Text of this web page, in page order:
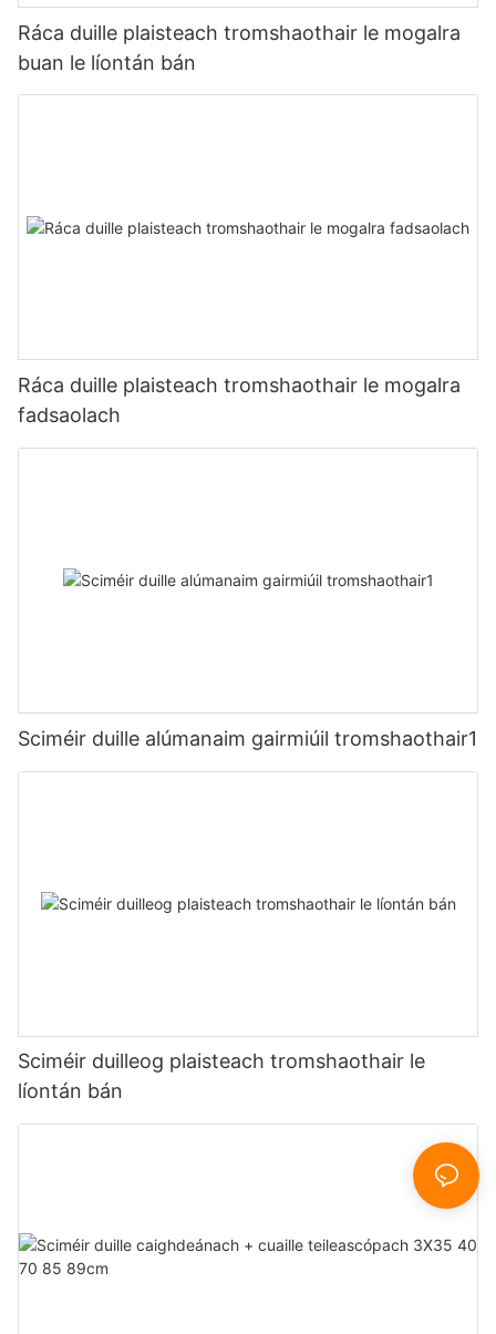
Ráca duille plaisteach tromshaothair le mogalra
buan le líontán bán
Ráca duille plaisteach tromshaothair le mogalra
fadsaolach
Sciméir duille alúmanaim gairmiúil tromshaothair1
Sciméir duilleog plaisteach tromshaothair le
líontán bán